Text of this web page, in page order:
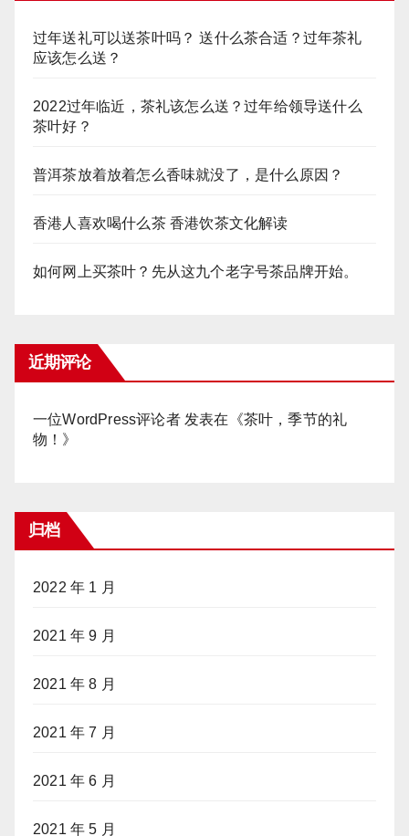
过年送礼可以送茶叶吗？ 送什么茶合适？过年茶礼
应该怎么送？
2022过年临近，茶礼该怎么送？过年给领导送什么
茶叶好？
普洱茶放着放着怎么香味就没了，是什么原因？
香港人喜欢喝什么茶 香港饮茶文化解读
如何网上买茶叶？先从这九个老字号茶品牌开始。
近期评论
一位WordPress评论者发表在《茶叶，季节的礼
物！ 》
归档
2022 年 1 月
2021 年 9 月
2021 年 8 月
2021 年 7 月
2021 年 6 月
2021 年 5 月